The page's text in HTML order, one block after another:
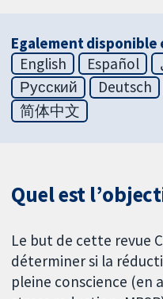
Egalement disponible
English
Español
Русский
Deutsch
简体中文
Quel est
Le but de cette revue
déterminer si la
pleine conscience (en